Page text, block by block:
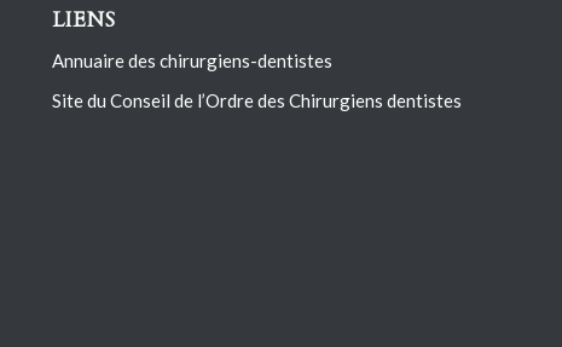
LIENS
Annuaire des chirurgiens-dentistes
Site du Conseil de l’Ordre des Chirurgiens dentistes